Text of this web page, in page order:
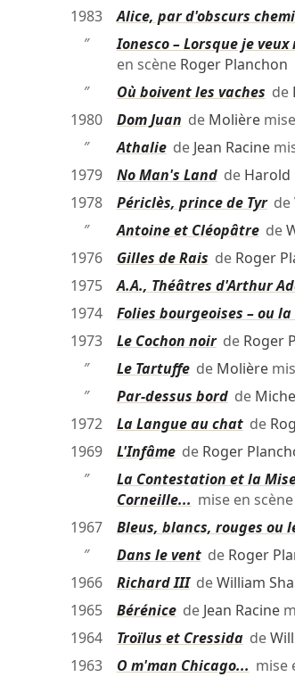
1983
Alice, par d'obscurs
″
Ionesco – Lorsque je
en scène Roger Planchon
″
Où boivent les vaches de
1980
Dom Juan de Molière
″
Athaliede Jean Racine
1979
No Man's Landde Harold
1978
Périclès, prince de Tyrde
″
Antoine et Cléopâtrede
1976
Gilles de Rais de Roger
1975
A.A., Théâtres d'Arthur
1974
Folies bourgeoises – ou
1973
Le Cochon noirde Roger
″
Le Tartuffede Molière
″
Par-dessus bordde
1972
La Langue au chatde
1969
L'Infâmede Roger
″
La Contestation et la
Corneille... mise en scène
1967
Bleus, blancs, rouges ou
″
Dans le ventde Roger
1966
Richard IIIdeWilliam
1965
Bérénicede Jean Racine
1964
Troïlus et Cressidade
1963
O m'man Chicago... mise